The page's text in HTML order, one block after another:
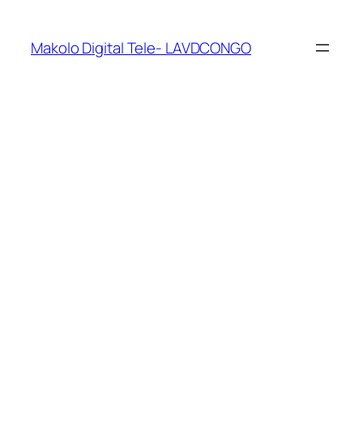
Makolo Digital Tele- LAVDCONGO